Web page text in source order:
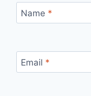
Name *
Email *